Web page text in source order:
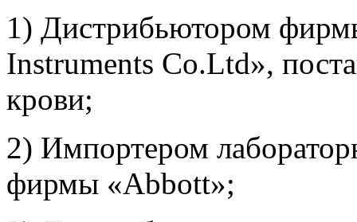
1) Дистрибьютором
Instruments Co.Ltd»,
крови;
2) Импортером
фирмы «Abbott»;